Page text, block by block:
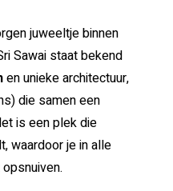
juweeltje binnen
Sawai staat bekend
en unieke architectuur,
die samen een
is een plek die
waardoor je in alle